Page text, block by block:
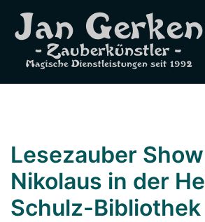
Inhalt
springen
Lesezauber
Nikolaus in der
Schulz-Bibliothek